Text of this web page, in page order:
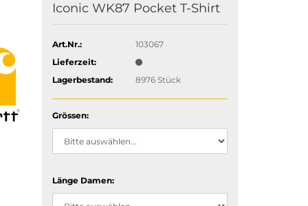
Iconic WK87 Pocket T-Shirt
Art.Nr.:
103067
Lieferzeit:
Lagerbestand:
8976Stück
Grössen:
Länge Damen: